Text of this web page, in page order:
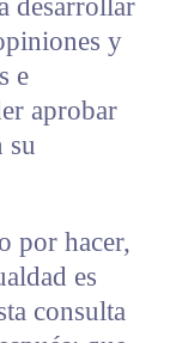
desarrollar
y
e
aprobar
su
por hacer,
es
consulta